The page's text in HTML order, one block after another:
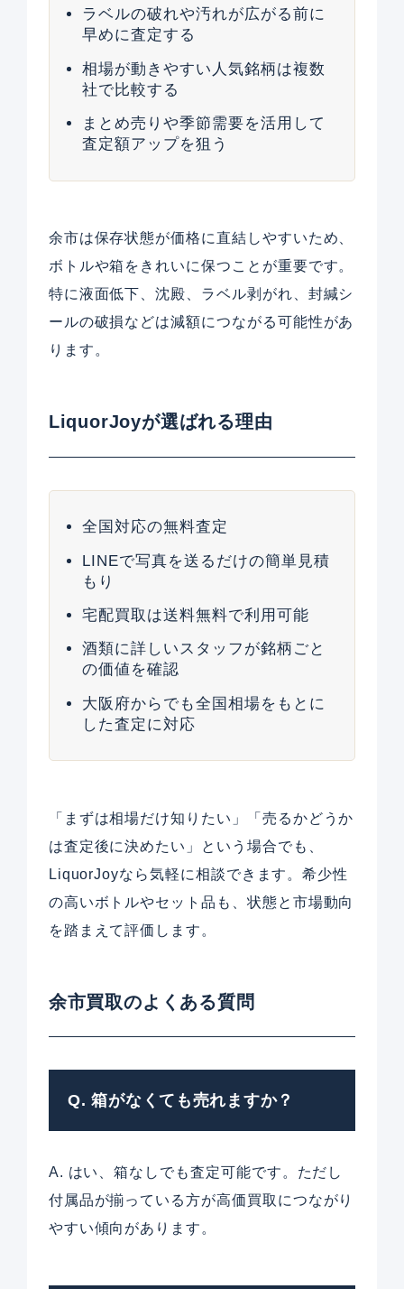
ラベルの破れや汚れが広がる前に
早めに査定する
相場が動きやすい人気銘柄は複数
社で比較する
まとめ売りや季節需要を活用して
査定額アップを狙う
余市は保存状態が価格に直結しやすいため、
ボトルや箱をきれいに保つことが重要です。
特に液面低下、沈殿、ラベル剥がれ、封緘シ
ールの破損などは減額につながる可能性があ
ります。
LiquorJoyが選ばれる理由
全国対応の無料査定
LINEで写真を送るだけの簡単見積
もり
宅配買取は送料無料で利用可能
酒類に詳しいスタッフが銘柄ごと
の価値を確認
大阪府からでも全国相場をもとに
した査定に対応
「まずは相場だけ知りたい」「売るかどうか
は査定後に決めたい」という場合でも、
LiquorJoyなら気軽に相談できます。希少性
の高いボトルやセット品も、状態と市場動向
を踏まえて評価します。
余市買取のよくある質問
Q. 箱がなくても売れますか？
A. はい、箱なしでも査定可能です。ただし
付属品が揃っている方が高価買取につながり
やすい傾向があります。